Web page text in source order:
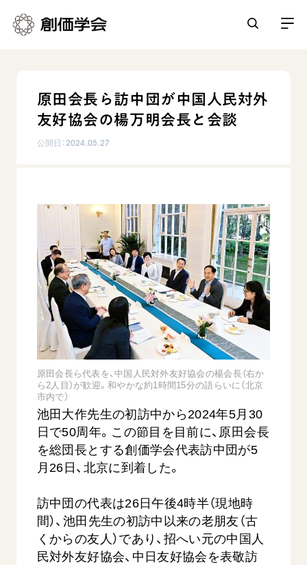
人間革命
聖典
日蓮大聖人の仏法（教学入門）
釈尊～法華経
日蓮大聖人
創価学会の三代会長
初代会長・牧口常三郎先生
第2代会長・戸田城聖先生
第3代会長・池田大作先生
日常の活動
仏法を語る
主な行事
年間の活動について
友人葬
核兵器の廃絶に向け連帯を拡大
「人権文化」「ジェンダー平等」を促進
「持続可能な開発目標（SDGs）」の取り組み
人道支援
音楽活動
展示活動
教育本部の活動
図書贈呈
世界の創価学会
各国ウェブサイト
世界の創価学会の歴史
基本情報
創価学会 会憲
創価学会 会則
創価学会 社会憲章
組織・機構
会長・理事長・各部長の紹介
沿革
略年表
入会について
関連団体
会員サポート
座談会御書ｅ講義
小説『新・人間革命』『人間革命』要旨
御書検索［新版］
関連リンク
墓地公園・納骨堂
聖教電子版
聖教ブックストア
soka youth media
SGIピースサイト
ご意見
SOKA PICKS すべて見る
原田会長ら訪中団が中国人民対外
友好協会の楊万明会長と会談
公開日：2024.05.27
原田会長ら代表を、中国人民対外友好協会の楊会長（右か
ら2人目）が歓迎。和やかな約1時間15分の語らいに（北京
市内で）
池田大作先生の初訪中から2024年5月30
日で50周年。この節目を目前に、原田会長
を総団長とする創価学会代表訪中団が5
月26日、北京に到着した。
訪中団の代表は26日午後4時半（現地時
間）、池田先生の初訪中以来の老朋友（古
くからの友人）であり、招へい元の中国人
民対外友好協会、中日友好協会を表敬訪